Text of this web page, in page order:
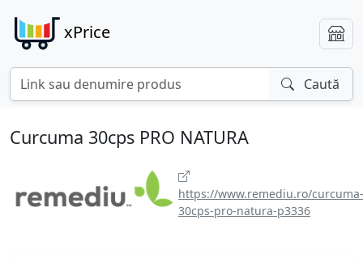
xPrice
Caută
Curcuma 30cps PRO NATURA
https://www.remediu.ro/curcuma-
30cps-pro-natura-p3336